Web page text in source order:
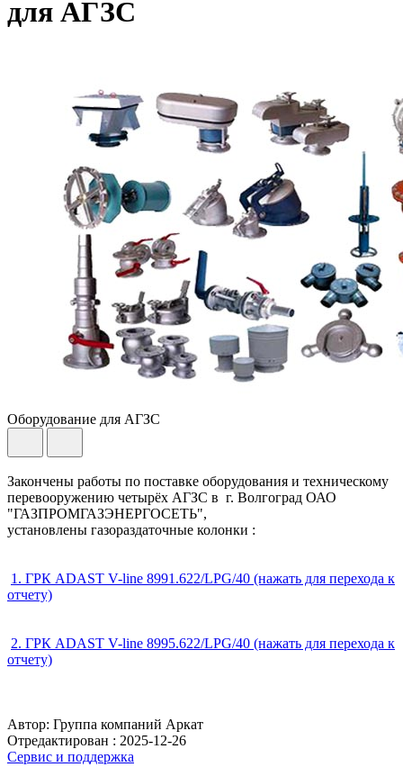
для АГЗС
Оборудование для АГЗС
Закончены работы по поставке оборудования и техническому
перевооружению четырёх АГЗС в г. Волгоград ОАО
"ГАЗПРОМГАЗЭНЕРГОСЕТЬ",
установлены газораздаточные колонки :
1. ГРК ADAST V-line 8991.622/LPG/40 (нажать для перехода к
отчету)
2. ГРК ADAST V-line 8995.622/LPG/40 (нажать для перехода к
отчету)
Автор: Группа компаний Аркат
Отредактирован : 2025-12-26
Сервис и поддержка